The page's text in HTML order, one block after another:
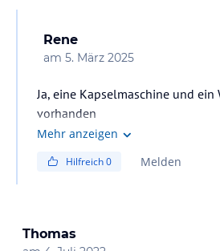
Rene
am 5. März 2025
Ja, eine Kapselmaschine und ein
vorhanden
Mehr anzeigen
Hilfreich0 Melden
Thomas